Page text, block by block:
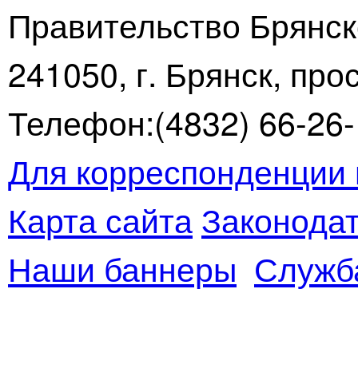
Правительство
241050, г. Брянск,
Телефон:(4832) 66-
Для
Карта сайта
Наши баннеры